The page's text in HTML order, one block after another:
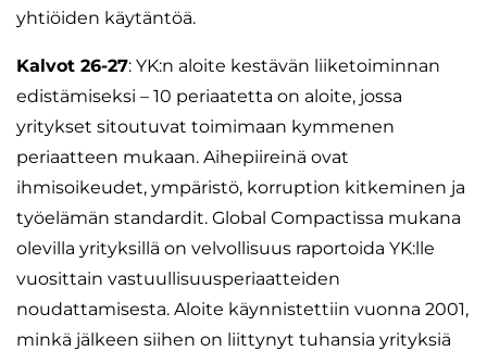
yhtiöiden käytäntöä.
Kalvot 26-27: YK:n aloite kestävän liiketoiminnan
edistämiseksi – 10 periaatetta on aloite, jossa
yritykset sitoutuvat toimimaan kymmenen
periaatteen mukaan. Aihepiireinä ovat
ihmisoikeudet, ympäristö, korruption kitkeminen ja
työelämän standardit. Global Compactissa mukana
olevilla yrityksillä on velvollisuus raportoida YK:lle
vuosittain vastuullisuusperiaatteiden
noudattamisesta. Aloite käynnistettiin vuonna 2001,
minkä jälkeen siihen on liittynyt tuhansia yrityksiä